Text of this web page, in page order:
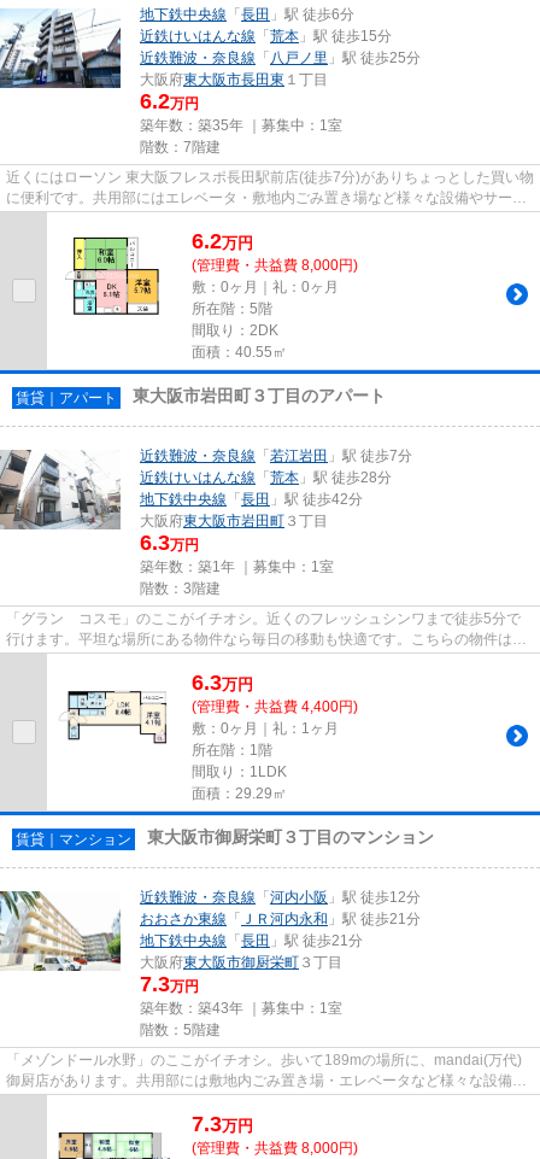
地下鉄中央線 「長田 」駅 徒歩6分
近鉄けいはんな線 「荒本 」駅 徒歩15分
近鉄難波・奈良線 「 八戸ノ里 」駅 徒歩25分
大阪府東大阪市長田東 １丁目
6.2万円
築年数：築35年 ｜募集中： 1室
階数：7階建
近くにはローソン 東大阪フレスポ長田駅前店(徒歩7分)がありちょっとした買い物
に便利です。共用部にはエレベータ・敷地内ごみ置き場など様々な設備やサービ
スが揃っているので便利で...
6.2万円
(管理費・共益費 8,000円)
敷：0ヶ月｜礼：0ヶ月
所在階：5階
間取り：2DK
面積：40.55㎡
賃貸｜アパート 東大阪市岩田町３丁目のアパート
近鉄難波・奈良線 「若江岩田 」駅 徒歩7分
近鉄けいはんな線 「荒本 」駅 徒歩28分
地下鉄中央線 「長田 」駅 徒歩42分
大阪府東大阪市岩田町 ３丁目
6.3万円
築年数：築1年 ｜募集中： 1室
階数：3階建
「グラン コスモ」のここがイチオシ。近くのフレッシュシンワまで徒歩5分で
行けます。平坦な場所にある物件なら毎日の移動も快適です。こちらの物件はア
パートです。当社スタッフが地...
6.3万円
(管理費・共益費 4,400円)
敷：0ヶ月｜礼：1ヶ月
所在階：1階
間取り：1LDK
面積：29.29㎡
賃貸｜マンション 東大阪市御厨栄町３丁目のマンション
近鉄難波・奈良線 「河内小阪 」駅 徒歩12分
おおさか東線 「 ＪＲ河内永和 」駅 徒歩21分
地下鉄中央線 「長田 」駅 徒歩21分
大阪府東大阪市御厨栄町 ３丁目
7.3万円
築年数：築43年 ｜募集中： 1室
階数：5階建
「メゾンドール水野」のここがイチオシ。歩いて189mの場所に、mandai(万代)
御厨店があります。共用部には敷地内ごみ置き場・エレベータなど様々な設備や
サービスが揃っているので便利...
7.3万円
(管理費・共益費 8,000円)